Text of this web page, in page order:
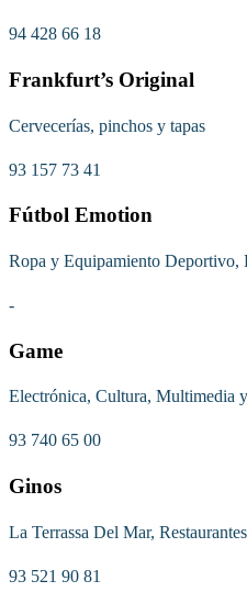
94 428 66 18
Frankfurt’s Original
Cervecerías, pinchos y tapas
93 157 73 41
Fútbol Emotion
Ropa y Equipamiento Deportivo,
-
Game
Electrónica, Cultura, Multimedia
93 740 65 00
Ginos
La Terrassa Del Mar,
93 521 90 81